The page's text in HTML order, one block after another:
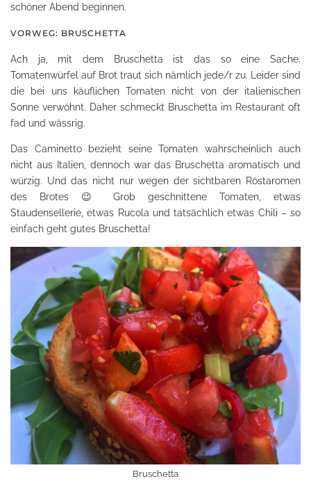
schöner Abend beginnen.
VORWEG: BRUSCHETTA
Ach ja, mit dem Bruschetta ist das so eine Sache.
Tomatenwürfel auf Brot traut sich nämlich jede/r zu. Leider sind
die bei uns käuflichen Tomaten nicht von der italienischen
Sonne verwöhnt. Daher schmeckt Bruschetta im Restaurant oft
fad und wässrig.
Das Caminetto bezieht seine Tomaten wahrscheinlich auch
nicht aus Italien, dennoch war das Bruschetta aromatisch und
würzig. Und das nicht nur wegen der sichtbaren Röstaromen
des Brotes 😉 Grob geschnittene Tomaten, etwas
Staudensellerie, etwas Rucola und tatsächlich etwas Chili – so
einfach geht gutes Bruschetta!
Bruschetta